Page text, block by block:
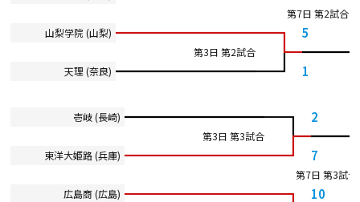
第7日 第2試合
山梨学院 (山梨)
5
第3日 第2試合
天理 (奈良)
1
壱岐 (長崎) 2
第3日 第3試合
東洋大姫路 (兵庫)
7
第7日 第3試合
広島商 (広島)
10